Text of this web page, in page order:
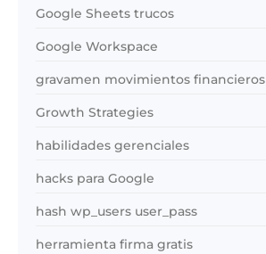
Google Sheets trucos
Google Workspace
gravamen movimientos financieros
Growth Strategies
habilidades gerenciales
hacks para Google
hash wp_users user_pass
herramienta firma gratis